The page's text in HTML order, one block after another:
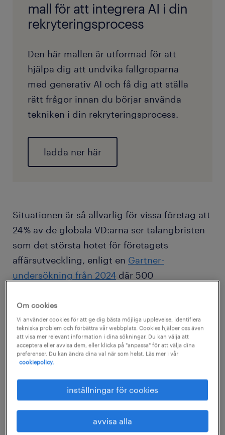
mall för att integrera AI i din
rekryteringsprocess
Den här mallen är utformad för att
hjälpa dig att undvika fallgroparna
med generativ AI och få dig att ställa
rätt frågor innan du börjar använda
tekniken i din rekryteringsprocess.
ladda ner här
Situationen är så allvarlig för vissa företag att
24 % av de globala VD:arna ser talangbristen
som det största hotet för företagets
affärsutveckling, enligt en Gartner-
undersökning från 2024 där 500
Mot bakgrund av detta söker HR-ansvariga
efter sätt att öka sin och sitt teams prestation
- och generativ AI kan vara ett sätt för att
lyckas.
Med sin imponerande förmåga att analysera
data och generera originella svar, lösningar
och förslag har generativa AI-verktyg
Om cookies
Vi använder cookies för att ge dig bästa möjliga upplevelse, identifiera
tekniska problem och förbättra vår webbplats. Cookies hjälper oss även
att visa mer relevant information i dina sökningar. Du kan välja att
acceptera eller avvisa dem, eller klicka på "anpassa" för att välja dina
preferenser. Du kan ändra dina val när som helst. Läs mer i vår
cookiepolicy.
inställningar för cookies
avvisa alla